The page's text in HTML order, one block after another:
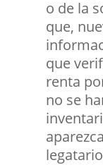
o de la
que,
que
renta
no se